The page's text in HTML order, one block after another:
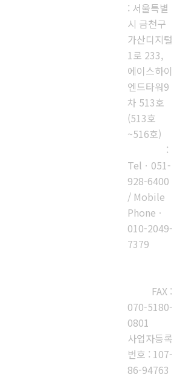
: 서울특별
시 금천구
가산디지털
1로 233,
에이스하이
엔드타워9
차 513호
(513호
~516호)
:
Telㆍ051-
928-6400
/ Mobile
Phoneㆍ
010-2049-
7379
FAX :
070-5180-
0801
사업자등록
번호 : 107-
86-94763